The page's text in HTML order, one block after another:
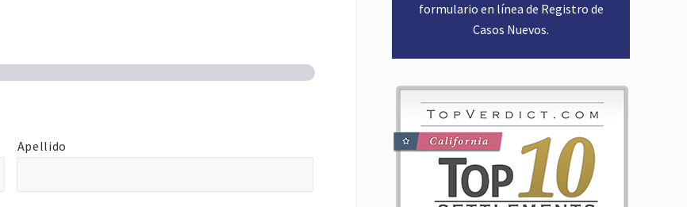
Apellido
formulario en línea de Registro de
Casos Nuevos.